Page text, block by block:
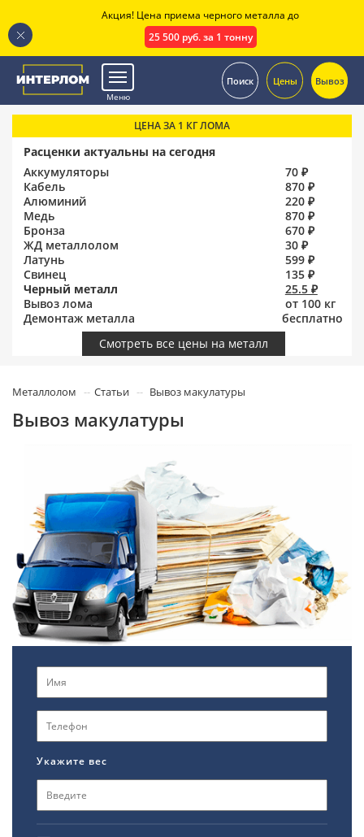
Меню
Поиск Цены Вывоз
ЦЕНА ЗА 1 КГ ЛОМА
Расценки актуальны на сегодня
Аккумуляторы
70 ₽
Кабель
870 ₽
Алюминий
220 ₽
Медь
870 ₽
Бронза
670 ₽
ЖД металлолом
30 ₽
Латунь
599 ₽
Свинец
135 ₽
Черный металл
25.5 ₽
Вывоз лома
от 100 кг
Демонтаж металла
бесплатно
Смотреть все цены на металл
Металлолом Статьи Вывоз макулатуры
Вывоз макулатуры
Укажите вес
Акция! Цена приема черного металла до
25 500 руб. за 1 тонну
.